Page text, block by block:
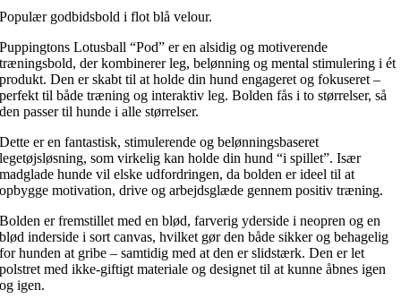
Populær godbidsbold i flot blå velour.
Puppingtons Lotusball “Pod” er en alsidig og motiverende
træningsbold, der kombinerer leg, belønning og mental stimulering i ét
produkt. Den er skabt til at holde din hund engageret og fokuseret –
perfekt til både træning og interaktiv leg. Bolden fås i to størrelser, så
den passer til hunde i alle størrelser.
Dette er en fantastisk, stimulerende og belønningsbaseret
legetøjsløsning, som virkelig kan holde din hund “i spillet”. Især
madglade hunde vil elske udfordringen, da bolden er ideel til at
opbygge motivation, drive og arbejdsglæde gennem positiv træning.
Bolden er fremstillet med en blød, farverig yderside i neopren og en
blød inderside i sort canvas, hvilket gør den både sikker og behagelig
for hunden at gribe – samtidig med at den er slidstærk. Den er let
polstret med ikke-giftigt materiale og designet til at kunne åbnes igen
og igen.